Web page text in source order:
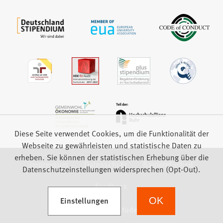
Impressum Datenschutz
Barrierefreiheit
Feedback
Diese Seite verwendet Cookies, um die Funktionalität der
Webseite zu gewährleisten und statistische Daten zu
erheben. Sie können der statistischen Erhebung über die
Datenschutzeinstellungen widersprechen (Opt-Out).
Einstellungen
(Öffnet in einem neuen Tab) OK